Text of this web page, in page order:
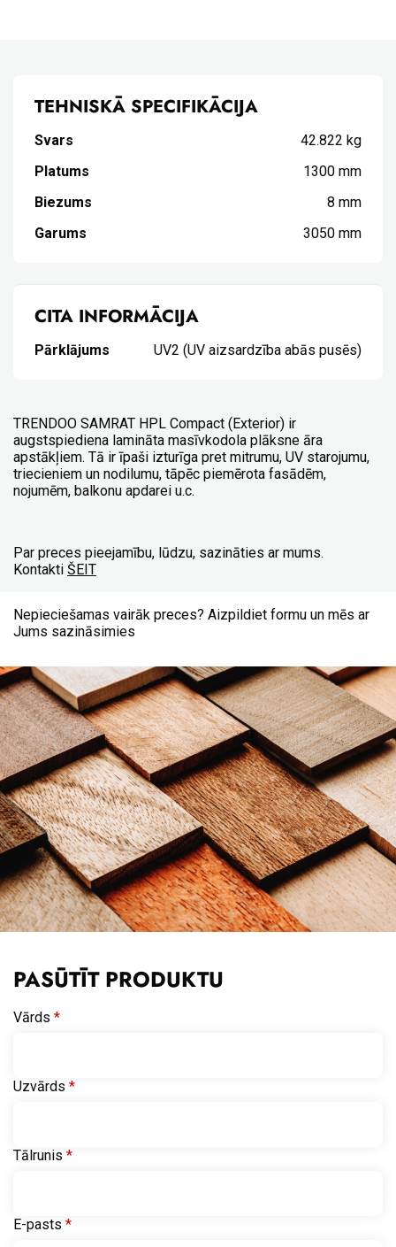
TEHNISKĀ SPECIFIKĀCIJA
Svars
42.822 kg
Platums
1300 mm
Biezums
8 mm
Garums
3050 mm
CITA INFORMĀCIJA
Pārklājums UV2 (UV aizsardzība abās pusēs)
TRENDOO SAMRAT HPL Compact (Exterior) ir
augstspiediena lamināta masīvkodola plāksne āra
apstākļiem. Tā ir īpaši izturīga pret mitrumu, UV starojumu,
triecieniem un nodilumu, tāpēc piemērota fasādēm,
nojumēm, balkonu apdarei u.c.
Par preces pieejamību, lūdzu, sazināties ar mums.
Kontakti ŠEIT
PASŪTĪT PRODUKTU
Nepieciešamas vairāk preces? Aizpildiet formu un mēs ar
Jums sazināsimies
Vārds *
Uzvārds *
Tālrunis *
E-pasts *